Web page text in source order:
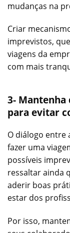
mudanças na
Criar
imprevistos,
viagens da
com mais
3-
para evitar
O diálogo entre
fazer uma
possíveis
ressaltar ainda
aderir boas
estar dos
Por isso,